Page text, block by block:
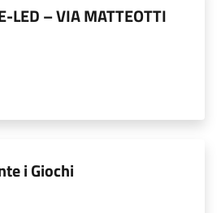
LED – VIA MATTEOTTI
i Giochi